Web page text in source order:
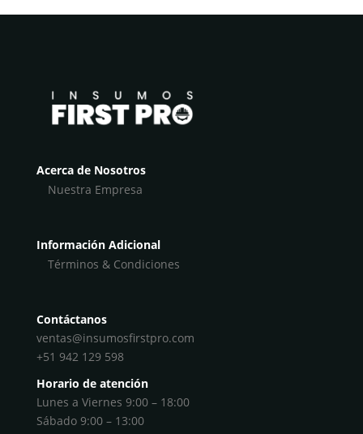
Acerca de Nosotros
Nuestra Empresa
Información Adicional
Términos & Condiciones
Contáctanos
ventas@insumosfirstpro.com
+51 942 129 598
Horario de atención
Lunes a Viernes 9:00 – 18:00
Sábado 9:00 – 13:00